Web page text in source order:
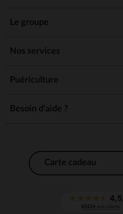
Le groupe
Nos services
Puériculture
Besoin d'aide ?
Carte cadeau